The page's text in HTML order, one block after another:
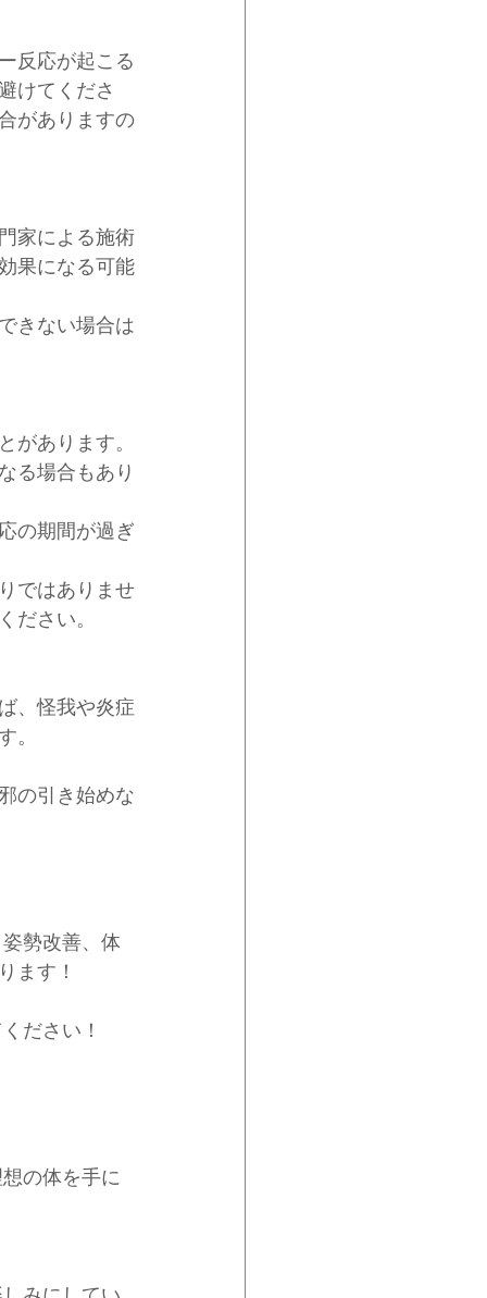
反応が起こる
けてくださ
がありますの
家による施術
果になる可能
きない場合は
があります。
る場合もあり
の期間が過ぎ
ではありませ
ださい。
、怪我や炎症
。
の引き始めな
勢改善、体
ます！
ださい！
の体を手に